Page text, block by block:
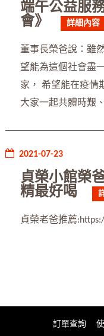
端午公益服
會》
詳細內容
董事長榮爸說：雖
望能為這個社會盡
家， 希望能在疫情
大家一起共體時艱
2021-07-23
貞榮小館榮
精最好喝
貞榮老爸推薦
訂單查詢